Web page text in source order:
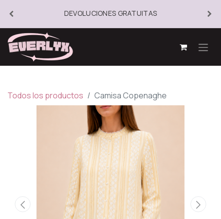
DEVOLUCIONES GRATUITAS
Todos los productos Camisa Copenaghe